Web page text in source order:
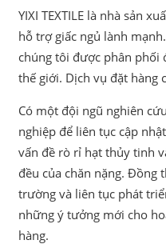
YIXI TEXTILE là nhà sản
hỗ trợ giấc ngủ lành
chúng tôi được phân phối
thế giới. Dịch vụ đặt hàng
Có một đội ngũ nghiên
nghiệp để liên tục cập
vấn đề rò rỉ hạt thủy tinh
đều của chăn nặng.
trường và liên tục phát
những ý tưởng mới cho
hàng.